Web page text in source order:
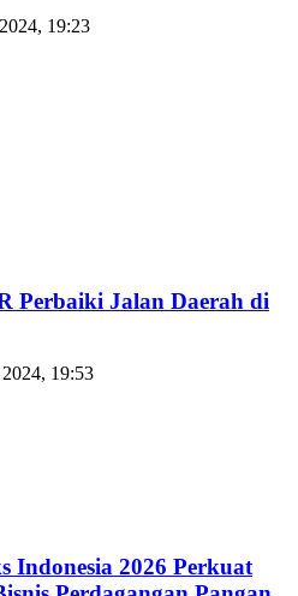
19:23
Perbaiki Jalan Daerah di
19:53
Indonesia 2026 Perkuat